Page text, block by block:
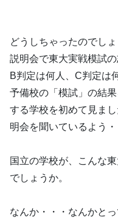
どうしちゃったのでしょ
説明会で東大実戦模試
B判定は何人、C判定は
予備校の「模試」の結
する学校を初めて見ま
明会を聞いているよう・
国立の学校が、こんな
でしょうか。
なんか・・・なんかと